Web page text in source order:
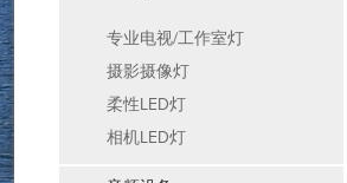
专业电视/工作室灯
摄影摄像灯
柔性LED灯
相机LED灯